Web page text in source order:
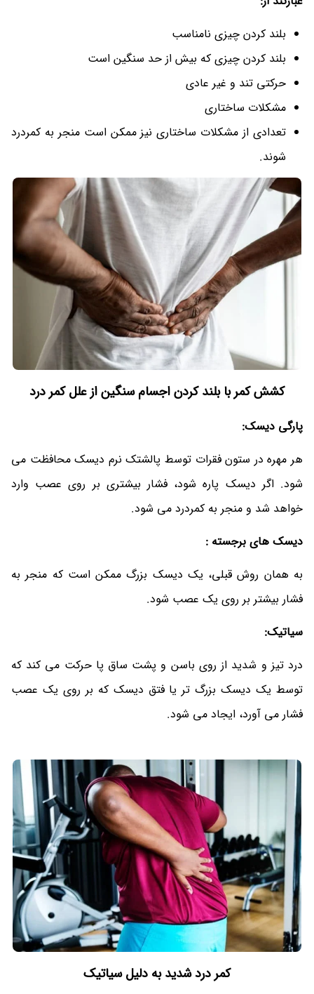
بلند کردن چیزی نامناسب
بلند کردن چیزی که بیش از حد سنگین است
حرکتی تند و غیر عادی
مشکلات ساختاری
تعدادی از مشکلات ساختاری نیز ممکن است منجر به کمردرد
شوند.
کشش کمر با بلند کردن اجسام سنگین از علل کمر درد
پارگی دیسک:
هر مهره در ستون فقرات توسط پالشتک نرم دیسک محافظت می
شود. اگر دیسک پاره شود، فشار بیشتری بر روی عصب وارد
خواهد شد و منجر به کمردرد می شود.
دیسک های برجسته :
به همان روش قبلی، یک دیسک بزرگ ممکن است که منجر به
فشار بیشتر بر روی یک عصب شود.
سیاتیک:
درد تیز و شدید از روی باسن و پشت ساق پا حرکت می کند که
توسط یک دیسک بزرگ تر یا فتق دیسک که بر روی یک عصب
فشار می آورد، ایجاد می شود.
کمر درد شدید به دلیل سیاتیک